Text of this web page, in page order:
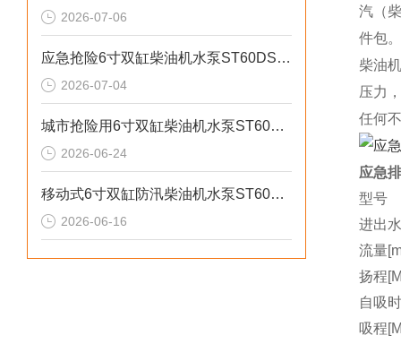
2026-07-06
应急抢险6寸双缸柴油机水泵ST60DS产品介绍
2026-07-04
城市抢险用6寸双缸柴油机水泵ST60DS产品介绍
2026-06-24
移动式6寸双缸防汛柴油机水泵ST60SD产品介绍
2026-06-16
汽（
件包。
柴油
压力
任何
应急
型号
进出
流量
扬程
自吸
吸程